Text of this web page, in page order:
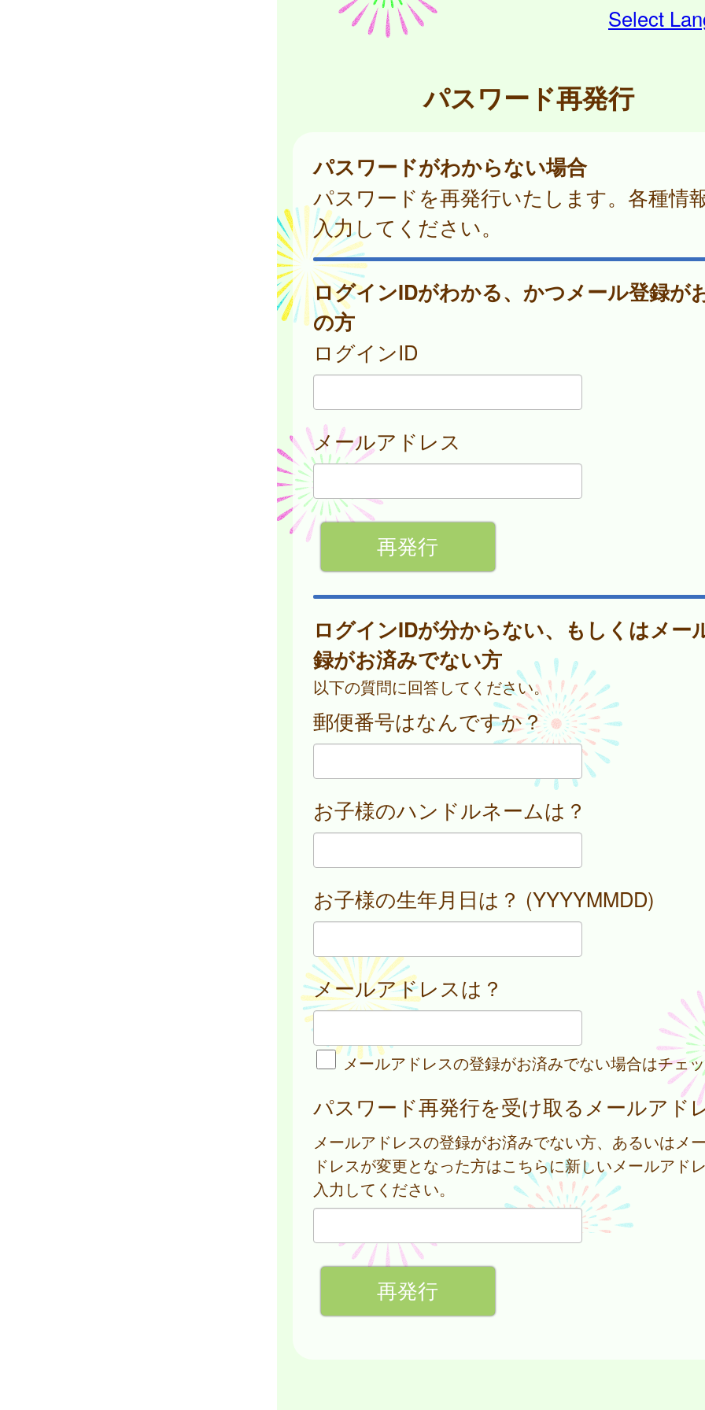
Select
パスワード再発行
パスワードがわからない場合
パスワードを再発行いたします。各種情
入力してください。
ログインIDがわかる、かつメール登録が
の方
ログインID
メールアドレス
ログインIDが分からない、もしくはメー
録がお済みでない方
以下の質問に回答してください。
郵便番号はなんですか？
お子様のハンドルネームは？
お子様の生年月日は？ (YYYYMMDD)
メールアドレスは？
メールアドレスの登録がお済みでない場合はチェ
パスワード再発行を受け取るメールアド
メールアドレスの登録がお済みでない方、あるいはメ
ドレスが変更となった方はこちらに新しいメールアド
入力してください。